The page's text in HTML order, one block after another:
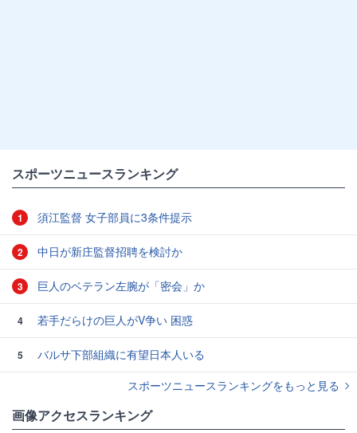
スポーツニュースランキング
1 須江監督 女子部員に3条件提示
2 中日が新庄監督招聘を検討か
3 巨人のベテラン左腕が「密会」か
4 若手だらけの巨人がV争い 困惑
5
バルサ下部組織に有望日本人いる
スポーツニュースランキングをもっと見る
画像アクセスランキング